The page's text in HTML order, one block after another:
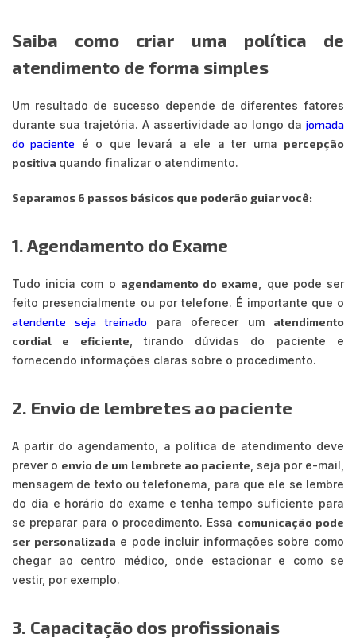
Saiba como criar uma política de
atendimento de forma simples
Um resultado de sucesso depende de diferentes fatores
durante sua trajetória. A assertividade ao longo da jornada
do paciente é o que levará a ele a ter uma percepção
positiva quando finalizar o atendimento.
Separamos 6 passos básicos que poderão guiar você:
1. Agendamento do Exame
Tudo inicia com o agendamento do exame , que pode ser
feito presencialmente ou por telefone. É importante que o
atendente seja treinado para oferecer um atendimento
cordial e eficiente , tirando dúvidas do paciente e
fornecendo informações claras sobre o procedimento.
2. Envio de lembretes ao paciente
A partir do agendamento, a política de atendimento deve
prever o envio de um lembrete ao paciente , seja por e-mail,
mensagem de texto ou telefonema, para que ele se lembre
do dia e horário do exame e tenha tempo suficiente para
se preparar para o procedimento. Essa comunicação pode
ser personalizada e pode incluir informações sobre como
chegar ao centro médico, onde estacionar e como se
vestir, por exemplo.
3. Capacitação dos profissionais